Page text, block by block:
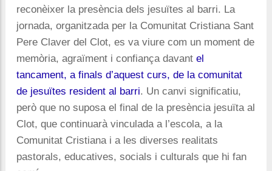
reconèixer la presència dels jesuïtes al barri. La
jornada, organitzada per la Comunitat Cristiana Sant
Pere Claver del Clot, es va viure com un moment de
memòria, agraïment i confiança davant el
tancament, a finals d’aquest curs, de la comunitat
de jesuïtes resident al barri. Un canvi significatiu,
però que no suposa el final de la presència jesuïta al
Clot, que continuarà vinculada a l’escola, a la
Comunitat Cristiana i a les diverses realitats
pastorals, educatives, socials i culturals que hi fan